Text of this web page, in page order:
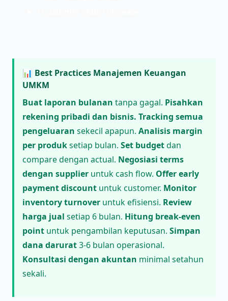
📊 Best Practices Manajemen Keuangan
UMKM
Buat laporan bulanan tanpa gagal. Pisahkan
rekening pribadi dan bisnis. Tracking semua
pengeluaran sekecil apapun. Analisis margin
per produksetiap bulan. Set budgetdan
compare dengan actual. Negosiasi terms
dengan supplier untuk cash flow. Offer early
payment discount untuk customer. Monitor
inventory turnover untuk efisiensi. Review
harga jual setiap 6 bulan. Hitung break-even
point untuk pengambilan keputusan. Simpan
dana darurat3-6 bulan operasional.
Konsultasi dengan akuntan minimal setahun
sekali.